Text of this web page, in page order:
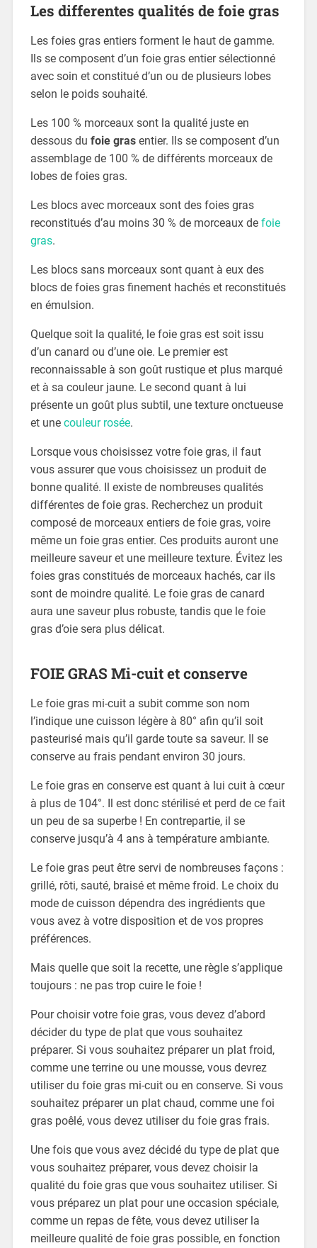
Les differentes qualités de foie gras
Les foies gras entiers forment le haut de gamme.
Ils se composent d’un foie gras entier sélectionné
avec soin et constitué d’un ou de plusieurs lobes
selon le poids souhaité.
Les 100 % morceaux sont la qualité juste en
dessous du foie grasentier. Ils se composent d’un
assemblage de 100 % de différents morceaux de
lobes de foies gras.
Les blocs avec morceaux sont des foies gras
reconstitués d’au moins 30 % de morceaux de foie
gras.
Les blocs sans morceaux sont quant à eux des
blocs de foies gras finement hachés et reconstitués
en émulsion.
Quelque soit la qualité, le foie gras est soit issu
d’un canard ou d’une oie. Le premier est
reconnaissable à son goût rustique et plus marqué
et à sa couleur jaune. Le second quant à lui
présente un goût plus subtil, une texture onctueuse
et une couleur rosée.
Lorsque vous choisissez votre foie gras, il faut
vous assurer que vous choisissez un produit de
bonne qualité. Il existe de nombreuses qualités
différentes de foie gras. Recherchez un produit
composé de morceaux entiers de foie gras, voire
même un foie gras entier. Ces produits auront une
meilleure saveur et une meilleure texture. Évitez les
foies gras constitués de morceaux hachés, car ils
sont de moindre qualité. Le foie gras de canard
aura une saveur plus robuste, tandis que le foie
gras d’oie sera plus délicat.
FOIE GRAS Mi-cuit et conserve
Le foie gras mi-cuit a subit comme son nom
l’indique une cuisson légère à 80° afin qu’il soit
pasteurisé mais qu’il garde toute sa saveur. Il se
conserve au frais pendant environ 30 jours.
Le foie gras en conserve est quant à lui cuit à cœur
à plus de 104°. Il est donc stérilisé et perd de ce fait
un peu de sa superbe ! En contrepartie, il se
conserve jusqu’à 4 ans à température ambiante.
Le foie gras peut être servi de nombreuses façons :
grillé, rôti, sauté, braisé et même froid. Le choix du
mode de cuisson dépendra des ingrédients que
vous avez à votre disposition et de vos propres
préférences.
Mais quelle que soit la recette, une règle s’applique
toujours : ne pas trop cuire le foie !
Pour choisir votre foie gras, vous devez d’abord
décider du type de plat que vous souhaitez
préparer. Si vous souhaitez préparer un plat froid,
comme une terrine ou une mousse, vous devrez
utiliser du foie gras mi-cuit ou en conserve. Si vous
souhaitez préparer un plat chaud, comme une foi
gras poêlé, vous devez utiliser du foie gras frais.
Une fois que vous avez décidé du type de plat que
vous souhaitez préparer, vous devez choisir la
qualité du foie gras que vous souhaitez utiliser. Si
vous préparez un plat pour une occasion spéciale,
comme un repas de fête, vous devez utiliser la
meilleure qualité de foie gras possible, en fonction